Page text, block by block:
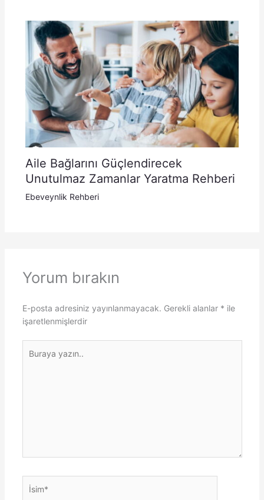
Aile Bağlarını Güçlendirecek
Unutulmaz Zamanlar Yaratma Rehberi
Ebeveynlik Rehberi
Yorum bırakın
E-posta adresiniz yayınlanmayacak. Gerekli alanlar * ile
işaretlenmişlerdir
yazın..